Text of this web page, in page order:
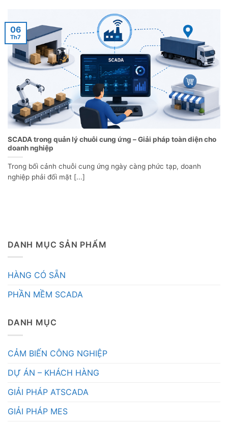
SCADA trong quản lý chuỗi cung ứng – Giải pháp toàn diện cho
doanh nghiệp
Trong bối cảnh chuỗi cung ứng ngày càng phức tạp, doanh
nghiệp phải đối mặt [...]
06
Th7
DANH MỤC SẢN PHẨM
HÀNG CÓ SẴN
PHẦN MỀM SCADA
DANH MỤC
CẢM BIẾN CÔNG NGHIỆP
DỰ ÁN – KHÁCH HÀNG
GIẢI PHÁP ATSCADA
GIẢI PHÁP MES